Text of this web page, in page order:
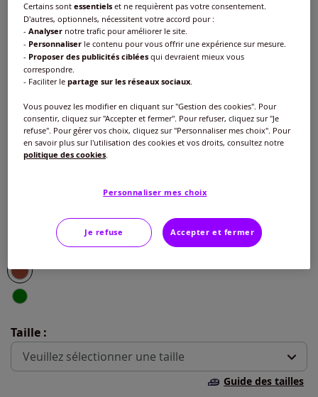
Sweat-shirt manches et ourlet à bords-
côtes extensibles
Couleur :rouille
Choisir une couleur :
Taille :
Veuillez sélectionner une taille
Guide des tailles
Certains sontessentiels et ne requièrent pas votre consentement.
D'autres, optionnels, nécessitent votre accord pour :
-Analyser notre trafic pour améliorer le site.
- Personnaliser le contenu pour vous offrir une expérience sur mesure.
- Proposer des publicités ciblées qui devraient mieux vous
correspondre.
- Faciliter lepartage sur les réseaux sociaux.
Vous pouvez les modifier en cliquant sur "Gestion des cookies". Pour
consentir, cliquez sur "Accepter et fermer". Pour refuser, cliquez sur "Je
refuse". Pour gérer vos choix, cliquez sur "Personnaliser mes choix". Pour
en savoir plus sur l'utilisation des cookies et vos droits, consultez notre
politique des cookies.
Personnaliser mes choix
Je refuse Accepter et fermer